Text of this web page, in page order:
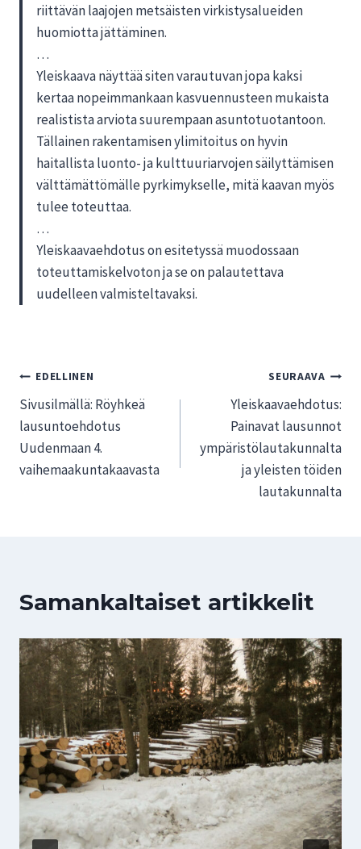
riittävän laajojen metsäisten virkistysalueiden
huomiotta jättäminen.
…
Yleiskaava näyttää siten varautuvan jopa kaksi
kertaa nopeimmankaan kasvuennusteen mukaista
realistista arviota suurempaan asuntotuotantoon.
Tällainen rakentamisen ylimitoitus on hyvin
haitallista luonto- ja kulttuuriarvojen säilyttämisen
välttämättömälle pyrkimykselle, mitä kaavan myös
tulee toteuttaa.
…
Yleiskaavaehdotus on esitetyssä muodossaan
toteuttamiskelvoton ja se on palautettava
uudelleen valmisteltavaksi.
Artikkelien
selaus
EDELLINEN
Sivusilmällä: Röyhkeä
lausuntoehdotus
Uudenmaan 4.
vaihemaakuntakaavasta
SEURAAVA
Yleiskaavaehdotus:
Painavat lausunnot
ympäristölautakunnalta
ja yleisten töiden
lautakunnalta
Samankaltaiset artikkelit